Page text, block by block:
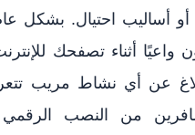
أساليب احتيال. بشكل
واعيًا أثناء تصفحك
عن أي نشاط مريب
من النصب